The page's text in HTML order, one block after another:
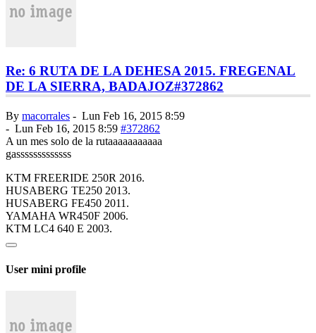
Re: 6 RUTA DE LA DEHESA 2015. FREGENAL
DE LA SIERRA, BADAJOZ#372862
By macorrales - Lun Feb 16, 2015 8:59
- Lun Feb 16, 2015 8:59 #372862
A un mes solo de la rutaaaaaaaaaaa
gasssssssssssss
KTM FREERIDE 250R 2016.
HUSABERG TE250 2013.
HUSABERG FE450 2011.
YAMAHA WR450F 2006.
KTM LC4 640 E 2003.
User mini profile